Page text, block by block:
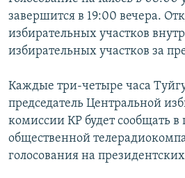
завершится в 19:00 вечера.
избирательных участков
избирательных участков за
Каждые три-четыре часа
председатель Центральной
комиссии КР будет сообщать
общественной
голосования на